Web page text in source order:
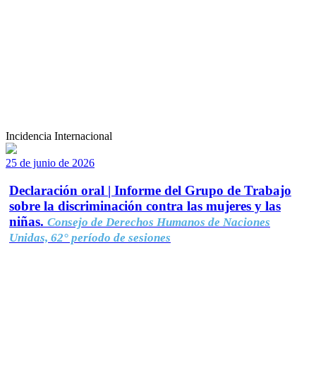
Incidencia Internacional
25 de junio de 2026
Declaración oral | Informe del Grupo de Trabajo
sobre la discriminación contra las mujeres y las
niñas. Consejo de Derechos Humanos de Naciones
Unidas, 62° período de sesiones